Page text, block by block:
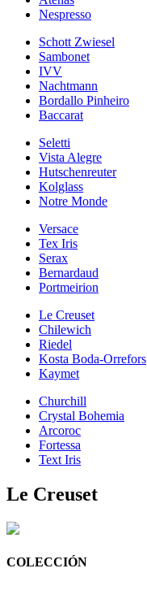
Nespresso
Schott Zwiesel
Sambonet
IVV
Nachtmann
Bordallo Pinheiro
Baccarat
Seletti
Vista Alegre
Hutschenreuter
Kolglass
Notre Monde
Versace
Tex Iris
Serax
Bernardaud
Portmeirion
Le Creuset
Chilewich
Riedel
Kosta Boda-Orrefors
Kaymet
Churchill
Crystal Bohemia
Arcoroc
Fortessa
Text Iris
Le Creuset
COLECCIÓN